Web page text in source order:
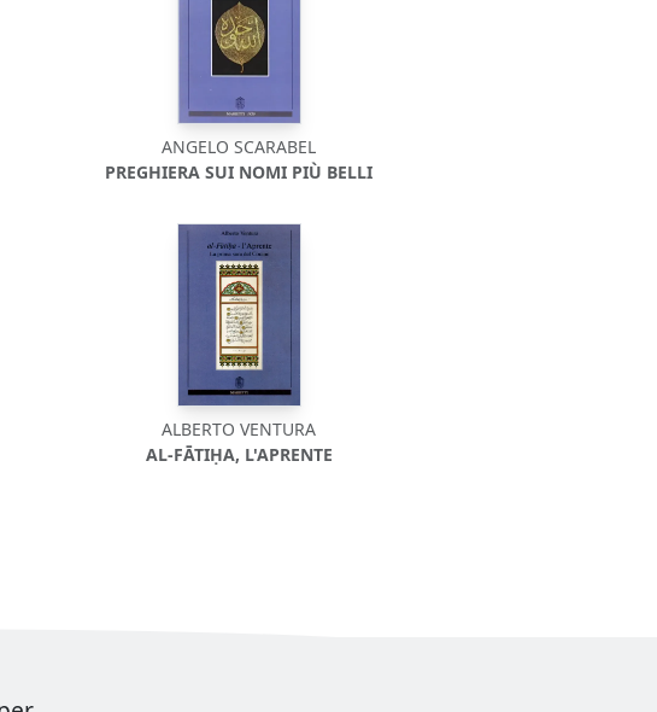
ANGELO SCARABEL
PREGHIERA SUI NOMI PIÙ BELLI
ALBERTO VENTURA
AL-FĀTIḤA, L'APRENTE